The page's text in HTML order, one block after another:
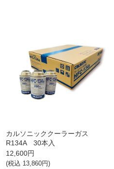
カルソニッククーラーガス
R134A 30本入
12,600円
(税込 13,860円)